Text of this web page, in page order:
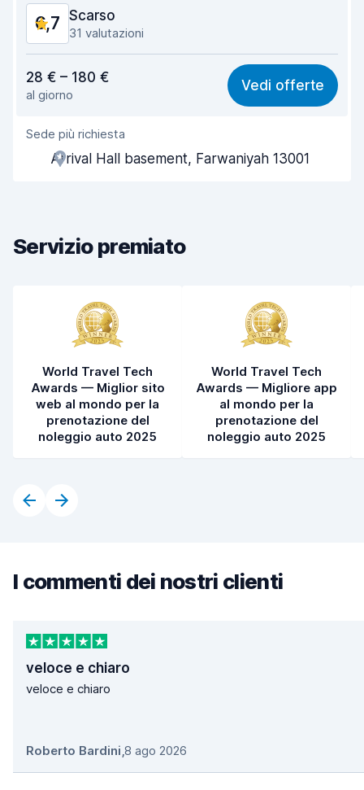
6,7 Scarso
31 valutazioni
6,5
Facile da trovare 6,4
Gentilezza degli agenti
Rapidità del ritiro
Pulizia del veicolo
28 € – 180 €
al giorno
Vedi offerte
Sede più richiesta
Arrival Hall basement, Farwaniyah 13001
Servizio premiato
World Travel Tech
Awards — Miglior sito
web al mondo per la
prenotazione del
noleggio auto 2025
World Travel Tech
Awards — Migliore app
al mondo per la
prenotazione del
noleggio auto 2025
I commenti dei nostri clienti
veloce e chiaro
veloce e chiaro
Roberto Bardini,8 ago 2026